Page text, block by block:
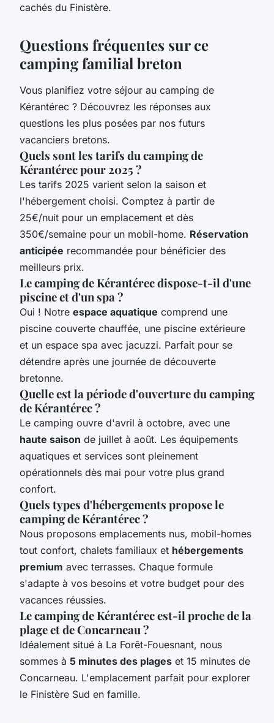
cachés du Finistère.
Questions fréquentes sur ce
camping familial breton
Vous planifiez votre séjour au camping de
Kérantérec ? Découvrez les réponses aux
questions les plus posées par nos futurs
vacanciers bretons.
Quels sont les tarifs du camping de
Kérantérec pour 2025 ?
Les tarifs 2025 varient selon la saison et
l'hébergement choisi. Comptez à partir de
25€/nuit pour un emplacement et dès
350€/semaine pour un mobil-home. Réservation
anticipée recommandée pour bénéficier des
meilleurs prix.
Le camping de Kérantérec dispose-t-il d'une
piscine et d'un spa ?
Oui ! Notre espace aquatique comprend une
piscine couverte chauffée, une piscine extérieure
et un espace spa avec jacuzzi. Parfait pour se
détendre après une journée de découverte
bretonne.
Quelle est la période d'ouverture du camping
de Kérantérec ?
Le camping ouvre d'avril à octobre, avec une
haute saison de juillet à août. Les équipements
aquatiques et services sont pleinement
opérationnels dès mai pour votre plus grand
confort.
Quels types d'hébergements propose le
camping de Kérantérec ?
Nous proposons emplacements nus, mobil-homes
tout confort, chalets familiaux et hébergements
premium avec terrasses. Chaque formule
s'adapte à vos besoins et votre budget pour des
vacances réussies.
Le camping de Kérantérec est-il proche de la
plage et de Concarneau ?
Idéalement situé à La Forêt-Fouesnant, nous
sommes à 5 minutes des plages et 15 minutes de
Concarneau. L'emplacement parfait pour explorer
le Finistère Sud en famille.